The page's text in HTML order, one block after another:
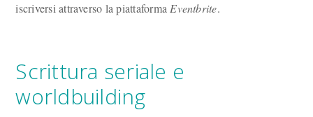
iscriversi attraverso la piattaforma Eventbrite.
Scrittura seriale e
worldbuilding